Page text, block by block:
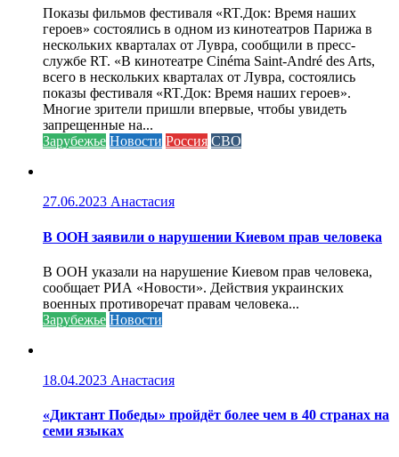
Показы фильмов фестиваля «RT.Док: Время наших
героев» состоялись в одном из кинотеатров Парижа в
нескольких кварталах от Лувра, сообщили в пресс-
службе RT. «В кинотеатре Cinéma Saint-André des Arts,
всего в нескольких кварталах от Лувра, состоялись
показы фестиваля «RT.Док: Время наших героев».
Многие зрители пришли впервые, чтобы увидеть
запрещенные на...
Зарубежье Новости Россия СВО
27.06.2023 Анастасия
В ООН заявили о нарушении Киевом прав человека
В ООН указали на нарушение Киевом прав человека,
сообщает РИА «Новости». Действия украинских
военных противоречат правам человека...
Зарубежье Новости
18.04.2023 Анастасия
«Диктант Победы» пройдёт более чем в 40 странах на
семи языках